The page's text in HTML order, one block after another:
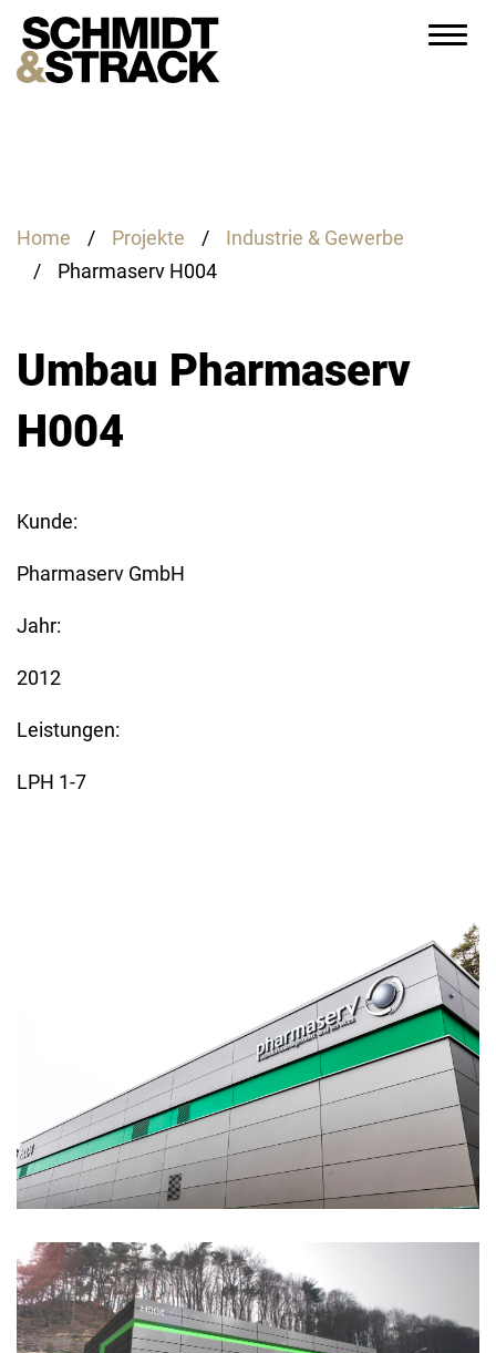
Home / Projekte /
Industrie & Gewerbe
/
Pharmaserv H004
Umbau Pharmaserv
H004
Kunde:
Pharmaserv GmbH
Jahr:
2012
Leistungen:
LPH 1-7